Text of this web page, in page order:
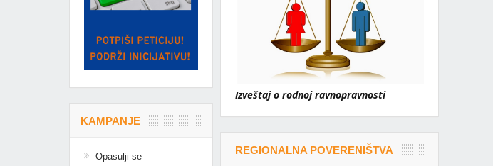
KAMPANJE
Opasulji se
Izveštaj o rodnoj ravnopravnosti
REGIONALNA POVERENIŠTVA